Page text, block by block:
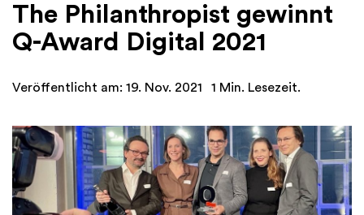
Recherche
Spenden-Tools
Wissen
Fundraising-Tipps
Förderwissen
Finanzen
Aus dem Sektor
National
International
The Philanthropist gewinnt
Q-Award Digital 2021
Veröffentlicht am: 19. Nov. 2021 1 Min. Lesezeit.